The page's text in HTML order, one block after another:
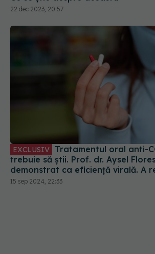
trebuie să știi. Prof. dr. Aysel
demonstrat ca eficiență virală. A
mult riscul de spitalizare
15 sep 2024, 22:33